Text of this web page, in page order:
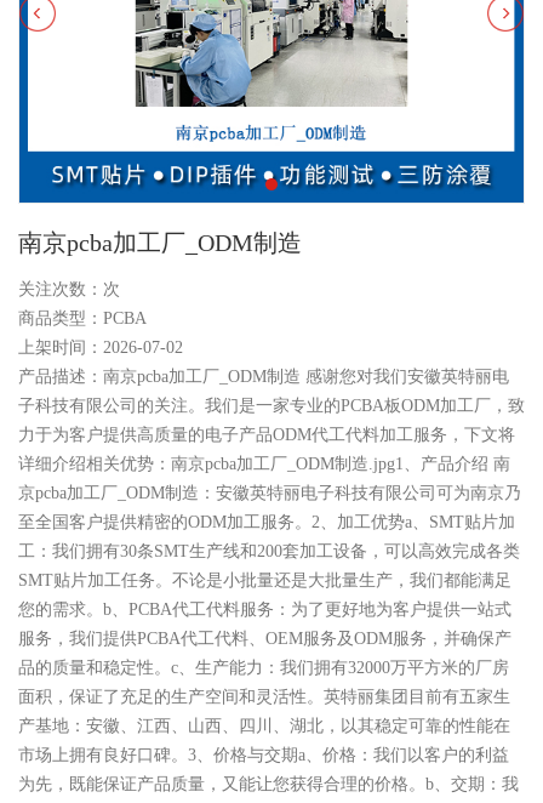
南京pcba加工厂_ODM制造
关注次数： 次
商品类型：PCBA
上架时间：2026-07-02
产品描述：南京pcba加工厂_ODM制造 感谢您对我们安徽英特丽电
子科技有限公司的关注。我们是一家专业的PCBA板ODM加工厂，致
力于为客户提供高质量的电子产品ODM代工代料加工服务，下文将
详细介绍相关优势：南京pcba加工厂_ODM制造.jpg1、产品介绍 南
京pcba加工厂_ODM制造：安徽英特丽电子科技有限公司可为南京乃
至全国客户提供精密的ODM加工服务。2、加工优势a、SMT贴片加
工：我们拥有30条SMT生产线和200套加工设备，可以高效完成各类
SMT贴片加工任务。不论是小批量还是大批量生产，我们都能满足
您的需求。b、PCBA代工代料​服务：为了更好地为客户提供一站式
服务，我们提供PCBA代工代料、OEM服务及ODM服务，并确保产
品的质量和稳定性。c、生产能力：我们拥有32000万平方米的厂房
面积，保证了充足的生产空间和灵活性。英特丽集团目前有五家生
产基地：安徽、江西、山西、四川、湖北，以其稳定可靠的性能在
市场上拥有良好口碑。3、价格与交期a、价格：我们以客户的利益
为先，既能保证产品质量，又能让您获得合理的价格。b、交期：我